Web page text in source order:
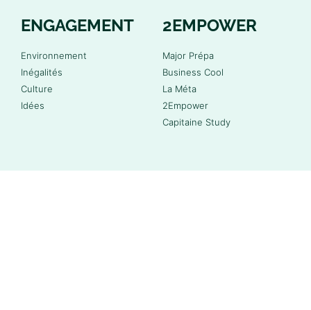
ENGAGEMENT
Environnement
Inégalités
Culture
Idées
2EMPOWER
Major Prépa
Business Cool
La Méta
2Empower
Capitaine Study